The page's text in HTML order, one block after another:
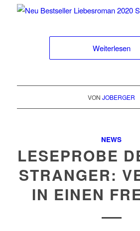
Weiterlesen
VONJOBERGER
NEWS
LESEPROBE
STRANGER:
IN EINEN